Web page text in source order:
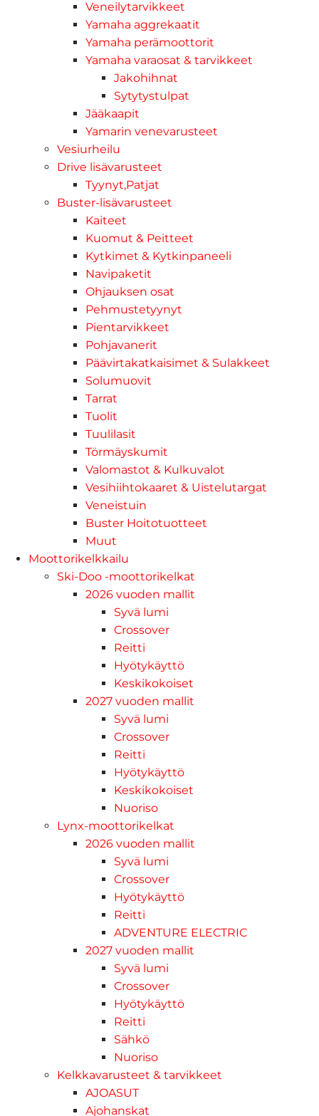
Veneilytarvikkeet
Yamaha aggrekaatit
Yamaha perämoottorit
Yamaha varaosat & tarvikkeet
Jakohihnat
Sytytystulpat
Jääkaapit
Yamarin venevarusteet
Vesiurheilu
Drive lisävarusteet
Tyynyt,Patjat
Buster-lisävarusteet
Kaiteet
Kuomut & Peitteet
Kytkimet & Kytkinpaneeli
Navipaketit
Ohjauksen osat
Pehmustetyynyt
Pientarvikkeet
Pohjavanerit
Päävirtakatkaisimet & Sulakkeet
Solumuovit
Tarrat
Tuolit
Tuulilasit
Törmäyskumit
Valomastot & Kulkuvalot
Vesihiihtokaaret & Uistelutargat
Veneistuin
Buster Hoitotuotteet
Muut
Moottorikelkkailu
Ski-Doo -moottorikelkat
2026 vuoden mallit
Syvä lumi
Crossover
Reitti
Hyötykäyttö
Keskikokoiset
2027 vuoden mallit
Syvä lumi
Crossover
Reitti
Hyötykäyttö
Keskikokoiset
Nuoriso
Lynx-moottorikelkat
2026 vuoden mallit
Syvä lumi
Crossover
Hyötykäyttö
Reitti
ADVENTURE ELECTRIC
2027 vuoden mallit
Syvä lumi
Crossover
Hyötykäyttö
Reitti
Sähkö
Nuoriso
Kelkkavarusteet & tarvikkeet
AJOASUT
Ajohanskat